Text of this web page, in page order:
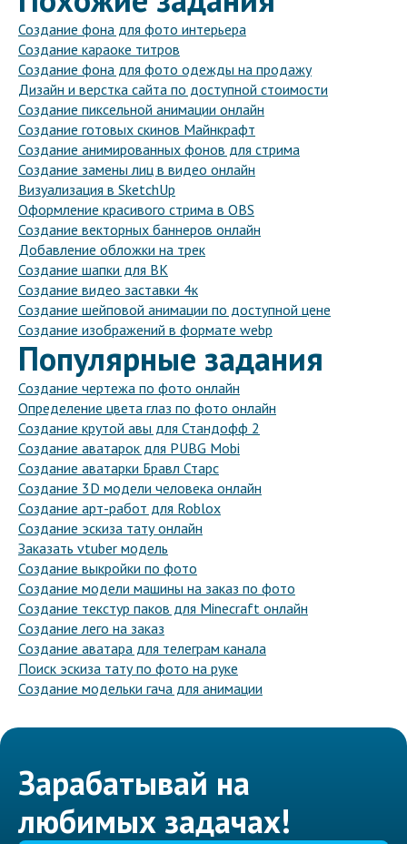
Создание фона для фото интерьера
Создание караоке титров
Создание фона для фото одежды на продажу
Дизайн и верстка сайта по доступной стоимости
Создание пиксельной анимации онлайн
Создание готовых скинов Майнкрафт
Создание анимированных фонов для стрима
Создание замены лиц в видео онлайн
Визуализация в SketchUp
Оформление красивого стрима в OBS
Создание векторных баннеров онлайн
Добавление обложки на трек
Создание шапки для ВК
Создание видео заставки 4к
Создание шейповой анимации по доступной цене
Создание изображений в формате webp
Популярные задания
Создание чертежа по фото онлайн
Определение цвета глаз по фото онлайн
Создание крутой авы для Стандофф 2
Создание аватарок для PUBG Mobi
Создание аватарки Бравл Старс
Создание 3D модели человека онлайн
Создание арт-работ для Roblox
Создание эскиза тату онлайн
Заказать vtuber модель
Создание выкройки по фото
Создание модели машины на заказ по фото
Создание текстур паков для Minecraft онлайн
Создание лего на заказ
Создание аватара для телеграм канала
Поиск эскиза тату по фото на руке
Создание модельки гача для анимации
Зарабатывай на
любимых задачах!